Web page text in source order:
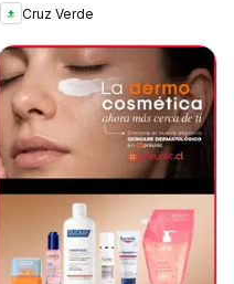
Cruz Verde